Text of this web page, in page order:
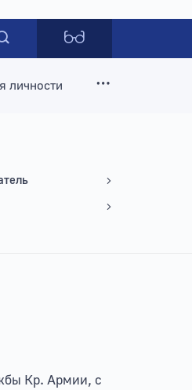
личности
Кр. Армии, с